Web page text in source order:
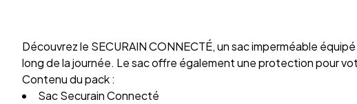
Découvrez le SECURAIN CONNECTÉ, un sac imperméable
long de la journée. Le sac offre également une protection pour
Contenu du pack :
Sac Securain Connecté